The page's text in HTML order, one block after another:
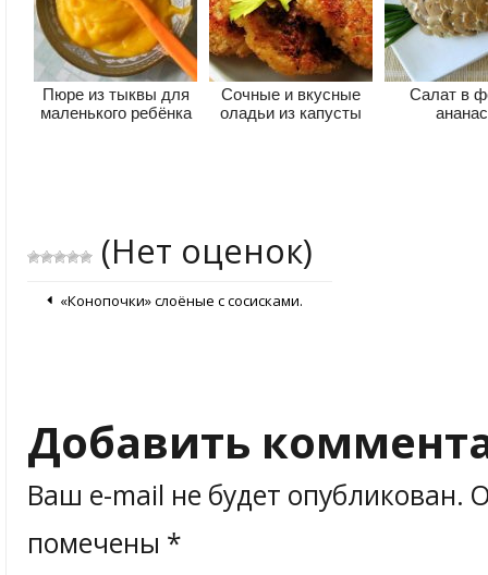
Пюре из тыквы для
маленького ребёнка
Сочные и вкусные
оладьи из капусты
Салат в
(Нет оценок)
«Конопочки» слоёные с сосисками.
Добавить
Ваш e-mail не будет опубликован.
помечены *